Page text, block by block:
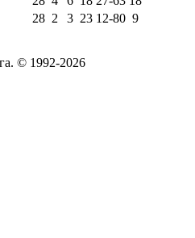
28 2 3 23 12-80 9
© 1992-2026